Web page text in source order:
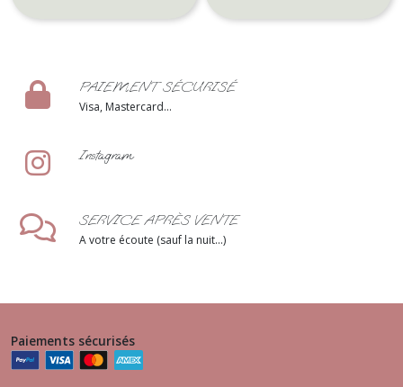
PAIEMENT SÉCURISÉ
Visa, Mastercard...
Instagram
SERVICE APRÈS VENTE
A votre écoute (sauf la nuit...)
Paiements sécurisés